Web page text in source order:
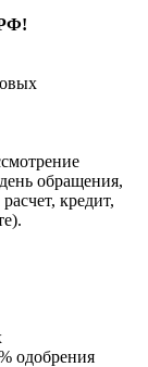
обращения,
кредит,
одобрения